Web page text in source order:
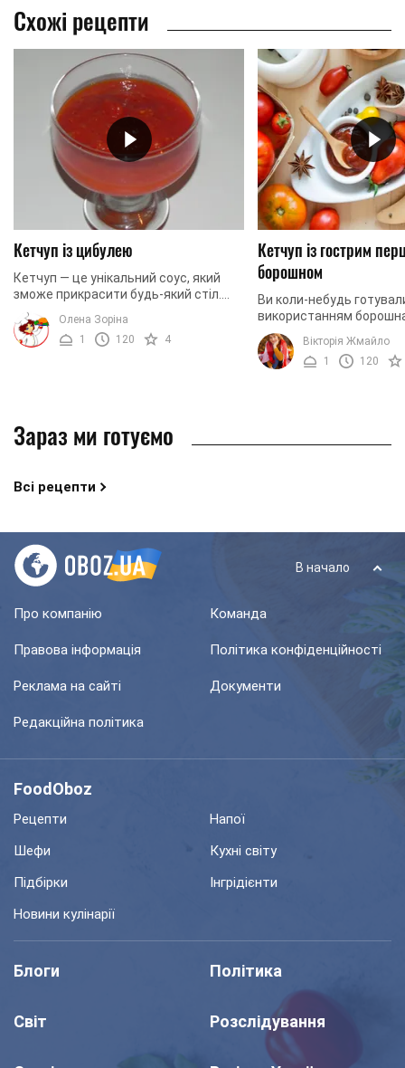
Схожі рецепти
Кетчуп із цибулею
Кетчуп — це унікальний соус, який
зможе прикрасити будь-який стіл.
Правильно підібраний кетчуп навіть
найбільш безнадійну страву зробить
смачною і ...
Олена Зоріна
1
120 4
Кетчуп із гострим
борошном
Ви коли-небудь
використанням
саме час
рецептом. Як правило,
кетчупів ...
Вікторія Жмайло
1
120
Зараз ми готуємо
Всі рецепти
В начало
Про компанію Команда
Правова інформація Політика конфіденційності
Реклама на сайті Документи
Редакційна політика
FoodOboz
Рецепти
Напої
Шефи
Кухні світу
Підбірки
Інгрідієнти
Новини кулінарії
Блоги Політика
Світ Розслідування